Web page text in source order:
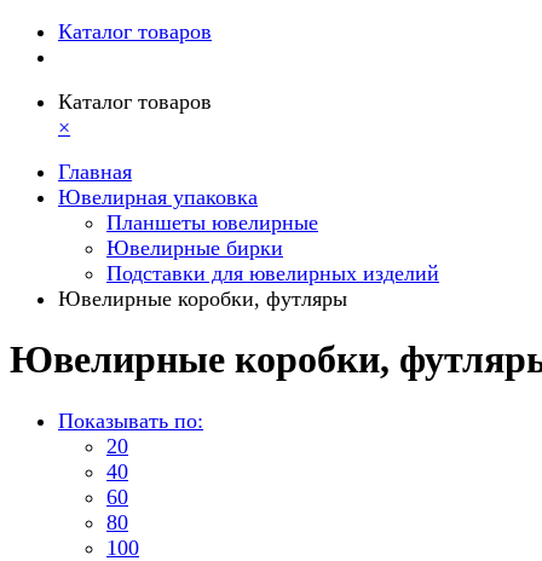
Каталог товаров
Каталог товаров
×
Главная
Ювелирная упаковка
Планшеты ювелирные
Ювелирные бирки
Подставки для ювелирных изделий
Ювелирные коробки, футляры
Ювелирные коробки,
Показывать по:
20
40
60
80
100